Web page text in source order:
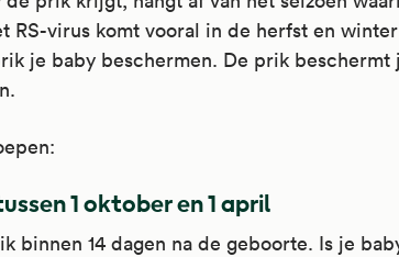
RS-virus komt vooral in de herfst en
je baby beschermen. De prik beschermt
1 oktober en 1 april
binnen 14 dagen na de geboorte. Is je